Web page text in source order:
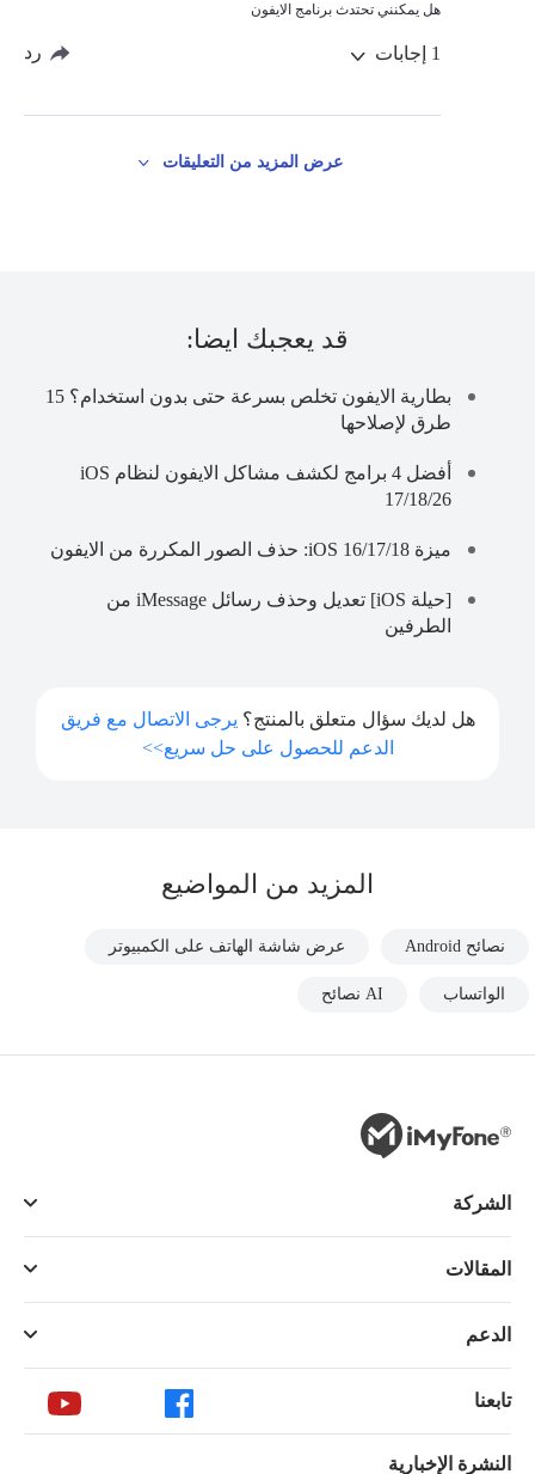
هل يمكنني تحتدث برنامج الايفون
1 إجابات رد
عرض المزيد من التعليقات
قد يعجبك ايضا:
بطارية الايفون تخلص بسرعة حتى بدون استخدام؟ 15
طرق لإصلاحها
أفضل 4 برامج لكشف مشاكل الايفون لنظام iOS
17/18/26
ميزة iOS 16/17/18: حذف الصور المكررة من الايفون
[حيلة iOS] تعديل وحذف رسائل iMessage من
الطرفين
هل لديك سؤال متعلق بالمنتج؟ يرجى الاتصال مع فريق
الدعم للحصول على حل سريع>>
المزيد من المواضيع
نصائح Android عرض شاشة الهاتف على الكمبيوتر
الواتساب AI نصائح
الشركة
المقالات
الدعم
تابعنا
النشرة الإخبارية